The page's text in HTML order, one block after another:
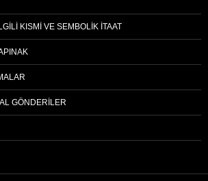
KISMI VE SEMBOLIK İTAAT
GÖNDERILER